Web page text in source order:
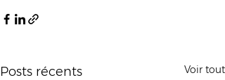
Posts récents Voir tout